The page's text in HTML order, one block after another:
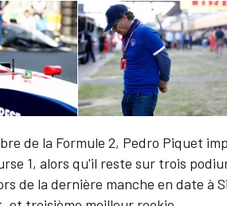
de la Formule 2, Pedro Piquet
1, alors qu'il reste sur trois
de la dernière manche en date à